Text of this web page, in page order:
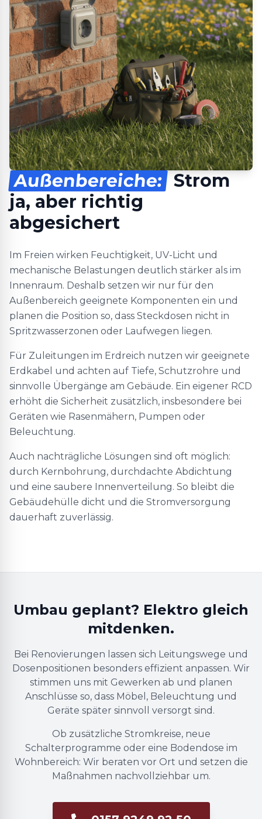
Außenbereiche: Strom
ja, aber richtig
abgesichert
Im Freien wirken Feuchtigkeit, UV-Licht und
mechanische Belastungen deutlich stärker als im
Innenraum. Deshalb setzen wir nur für den
Außenbereich geeignete Komponenten ein und
planen die Position so, dass Steckdosen nicht in
Spritzwasserzonen oder Laufwegen liegen.
Für Zuleitungen im Erdreich nutzen wir geeignete
Erdkabel und achten auf Tiefe, Schutzrohre und
sinnvolle Übergänge am Gebäude. Ein eigener RCD
erhöht die Sicherheit zusätzlich, insbesondere bei
Geräten wie Rasenmähern, Pumpen oder
Beleuchtung.
Auch nachträgliche Lösungen sind oft möglich:
durch Kernbohrung, durchdachte Abdichtung
und eine saubere Innenverteilung. So bleibt die
Gebäudehülle dicht und die Stromversorgung
dauerhaft zuverlässig.
Umbau geplant? Elektro gleich
mitdenken.
Bei Renovierungen lassen sich Leitungswege und
Dosenpositionen besonders effizient anpassen. Wir
stimmen uns mit Gewerken ab und planen
Anschlüsse so, dass Möbel, Beleuchtung und
Geräte später sinnvoll versorgt sind.
Ob zusätzliche Stromkreise, neue
Schalterprogramme oder eine Bodendose im
Wohnbereich: Wir beraten vor Ort und setzen die
Maßnahmen nachvollziehbar um.